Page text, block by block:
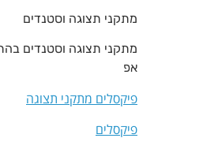
מתקני תצוגה וסטנדים
מתקני תצוגה וסטנדים
אפ
פיקסלים מתקני תצוגה
פיקסלים